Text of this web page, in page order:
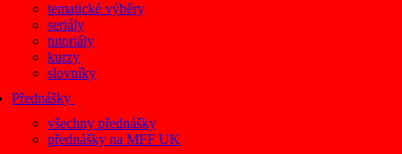
tematické výběry
seriály
tutoriály
kurzy
slovníky
Přednášky
všechny přednášky
přednášky na MFF UK